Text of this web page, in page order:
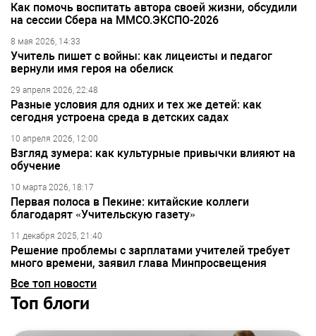
Как помочь воспитать автора своей жизни, обсудили
на сессии Сбера на ММСО.ЭКСПО-2026
8 мая 2026, 14:33
Учитель пишет с войны: как лицеисты и педагог
вернули имя героя на обелиск
29 апреля 2026, 22:48
Разные условия для одних и тех же детей: как
сегодня устроена среда в детских садах
10 апреля 2026, 12:00
Взгляд зумера: как культурные привычки влияют на
обучение
10 марта 2026, 18:17
Первая полоса в Пекине: китайские коллеги
благодарят «Учительскую газету»
11 декабря 2025, 21:40
Решение проблемы с зарплатами учителей требует
много времени, заявил глава Минпросвещения
Все топ новости
Топ блоги